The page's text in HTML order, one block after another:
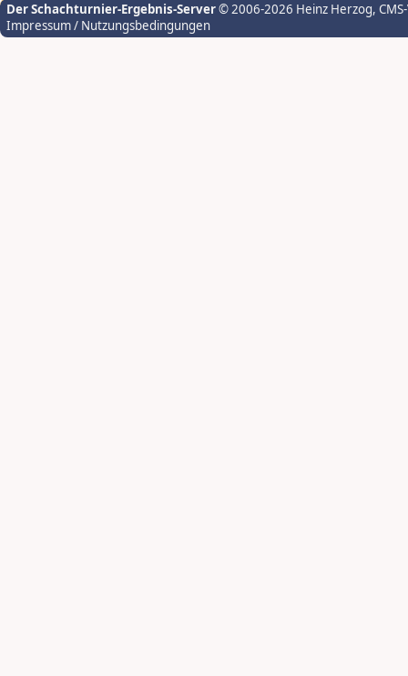
Der Schachturnier-Ergebnis-Server© 2006-2026 Heinz Herzog,
Impressum / Nutzungsbedingungen